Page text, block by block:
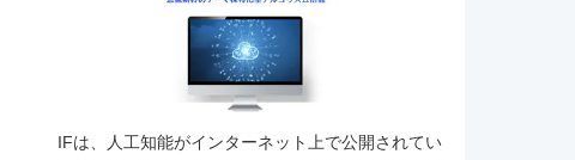
IFは、人工知能がインターネット上で公開されてい